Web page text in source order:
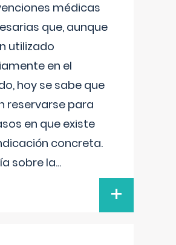
médicas
que, aunque
utilizado
en el
hoy se sabe que
reservarse para
en que existe
concreta.
sobre la...
+